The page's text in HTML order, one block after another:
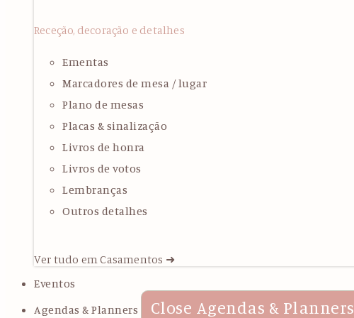
Receção, decoração e detalhes
Ementas
Marcadores de mesa / lugar
Plano de mesas
Placas & sinalização
Livros de honra
Livros de votos
Lembranças
Outros detalhes
Ver tudo em Casamentos ➜
Eventos
Agendas & Planners
Close Agendas & Planners